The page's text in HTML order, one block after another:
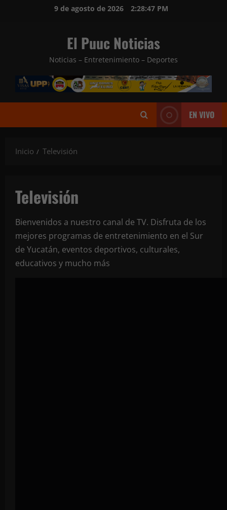
9 de agosto de 2026 2:28:49 PM
El Puuc Noticias
Noticias – Entretenimiento – Deportes
EN VIVO
Inicio Televisión
Televisión
Bienvenidos a nuestro canal de TV. Disfruta de los
mejores programas de entretenimiento en el Sur
de Yucatán, eventos deportivos, culturales,
educativos y mucho más